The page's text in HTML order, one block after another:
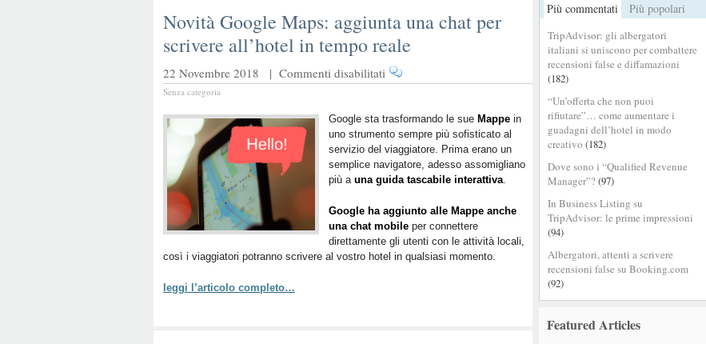
Più commentati Più popolari
TripAdvisor: gli albergatori
italiani si uniscono per combattere
recensioni false e diffamazioni
(182)
“Un’offerta che non puoi
rifiutare”… come aumentare i
guadagni dell’hotel in modo
creativo (182)
Dove sono i “Qualified Revenue
Manager”?(97)
In Business Listing su
TripAdvisor: le prime impressioni
(94)
Albergatori, attenti a scrivere
recensioni false su Booking.com
(92)
Featured Articles
Novità Google Maps: aggiunta una chat per
scrivere all’hotel in tempo reale
22 Novembre 2018 | Commenti disabilitati su
Novità
Maps:
aggiunta
una
chat
per
all’hotel
in
tempo
reale
Senza categoria
Google sta trasformando le sue Mappe in
uno strumento sempre più sofisticato al
servizio del viaggiatore. Prima erano un
semplice navigatore, adesso assomigliano
più a una guida tascabile interattiva.
Google ha aggiunto alle Mappe anche
una chat mobile per connettere
direttamente gli utenti con le attività locali,
così i viaggiatori potranno scrivere al vostro hotel in qualsiasi momento.
leggi l’articolo completo…